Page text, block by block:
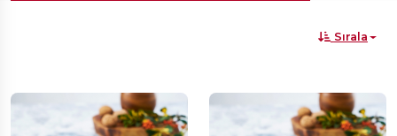
Sırala